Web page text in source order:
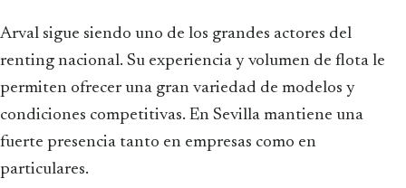
Arval sigue siendo uno de los grandes actores del
renting nacional. Su experiencia y volumen de flota le
permiten ofrecer una gran variedad de modelos y
condiciones competitivas. En Sevilla mantiene una
fuerte presencia tanto en empresas como en
particulares.